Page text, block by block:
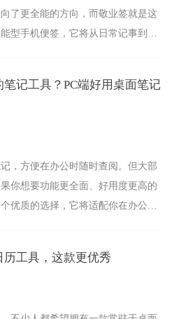
了更全能的方向，而敬业签就是这
型手机便签，它将从日常记事到时
记工具？PC端好用桌面笔记
，方便在办公时随时查阅。但大部
你想要功能更全面、好用度更高的
优质的选择，它将适配你在办公、
工具，这款更优秀